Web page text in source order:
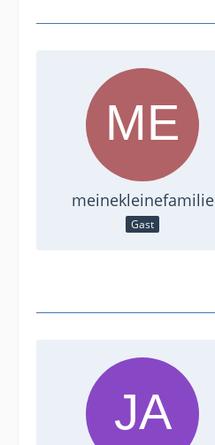
meinekleinefamilie
Gast